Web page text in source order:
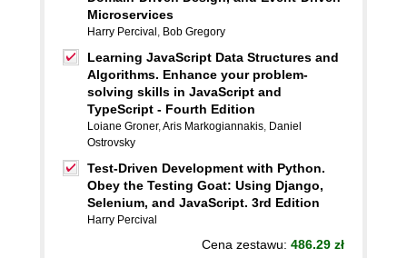
Microservices
Harry Percival , Bob Gregory
Learning JavaScript Data Structures and
Algorithms. Enhance your problem-
solving skills in JavaScript and
TypeScript - Fourth Edition
Loiane Groner,Aris Markogiannakis, Daniel
Ostrovsky
Test-Driven Development with Python.
Obey the Testing Goat: Using Django,
Selenium, and JavaScript. 3rd Edition
Harry Percival
Cena zestawu: 486.29 zł